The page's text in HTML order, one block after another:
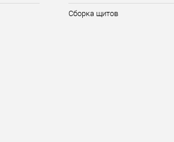
Сборка щитов